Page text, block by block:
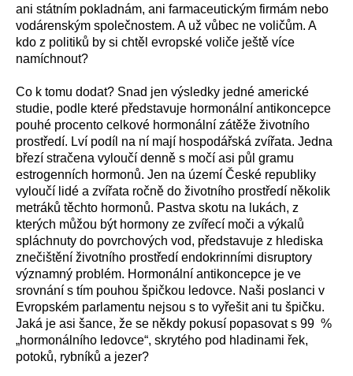
ani státním pokladnám, ani farmaceutickým firmám nebo
vodárenským společnostem. A už vůbec ne voličům. A
kdo z politiků by si chtěl evropské voliče ještě více
namíchnout?
Co k tomu dodat? Snad jen výsledky jedné americké
studie, podle které představuje hormonální antikoncepce
pouhé procento celkové hormonální zátěže životního
prostředí. Lví podíl na ní mají hospodářská zvířata. Jedna
březí stračena vyloučí denně s močí asi půl gramu
estrogenních hormonů. Jen na území České republiky
vyloučí lidé a zvířata ročně do životního prostředí několik
metráků těchto hormonů. Pastva skotu na lukách, z
kterých můžou být hormony ze zvířecí moči a výkalů
spláchnuty do povrchových vod, představuje z hlediska
znečištění životního prostředí endokrinními disruptory
významný problém. Hormonální antikoncepce je ve
srovnání s tím pouhou špičkou ledovce. Naši poslanci v
Evropském parlamentu nejsou s to vyřešit ani tu špičku.
Jaká je asi šance, že se někdy pokusí popasovat s 99 %
„hormonálního ledovce“, skrytého pod hladinami řek,
potoků, rybníků a jezer?